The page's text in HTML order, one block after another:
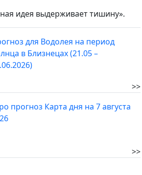
идея выдерживает тишину».
для Водолея на период
в Близнецах (21.05 –
>>
прогноз Карта дня на 7 августа
>>